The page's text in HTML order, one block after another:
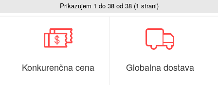
Prikazujem 1 do 38 od 38 (1 strani)
Konkurenčna cena Globalna dostava